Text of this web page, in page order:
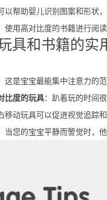
以帮助婴儿识别图案和形状
使用高对比度的书籍进行阅
具和书籍的实
这是宝宝最能集中注意力的范
比度的玩具：趴着玩的时间
移动玩具可以促进视觉追踪和
当您的宝宝平静而警觉时，